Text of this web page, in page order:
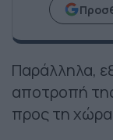
Παράλληλα,
αποτροπή
προς τη